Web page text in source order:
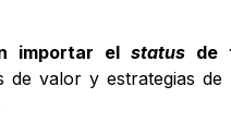
importar el statusde
valor y estrategias